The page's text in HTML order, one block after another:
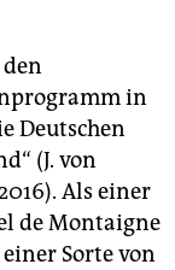
in
Deutschen
(J. von
Als einer
de Montaigne
Sorte von